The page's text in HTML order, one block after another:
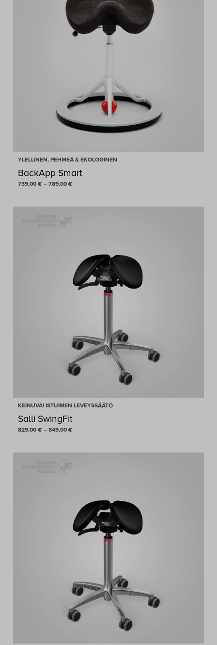
YLELLINEN, PEHMEÄ & EKOLOGINEN
BackApp Smart
739,00 € – 789,00 €Hintaluokka:
KEINUVA! ISTUIMEN LEVEYSSÄÄTÖ
Salli SwingFit
829,00 € – 849,00 €Hintaluokka: